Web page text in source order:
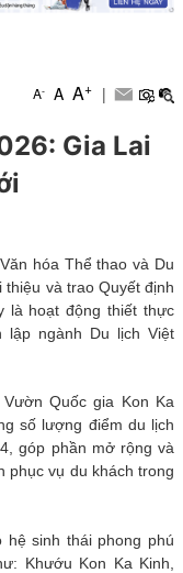
A- A A+ |
Gia Lai
hóa Thể thao và Du
và trao Quyết định
là hoạt động thiết thực
lập ngành Du lịch Việt
Quốc gia Kon Ka
số lượng điểm du lịch
góp phần mở rộng và
phục vụ du khách trong
hệ sinh thái phong phú
Khướu Kon Ka Kinh,